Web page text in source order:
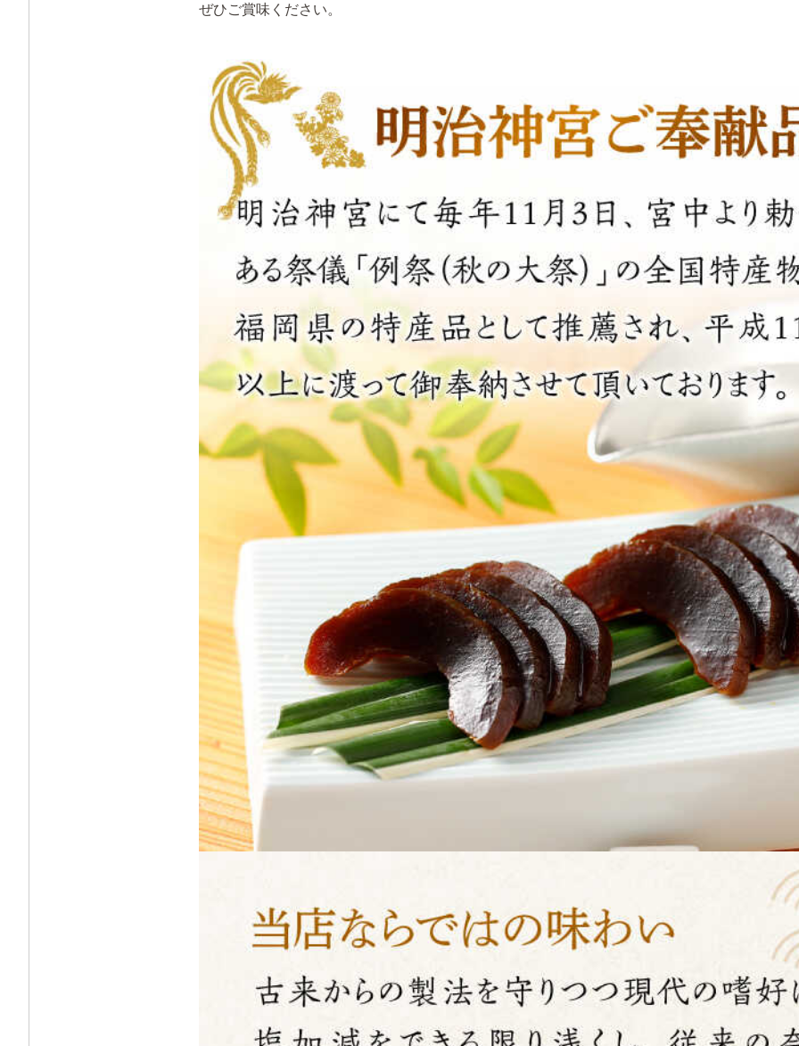
ぜひご賞味ください。